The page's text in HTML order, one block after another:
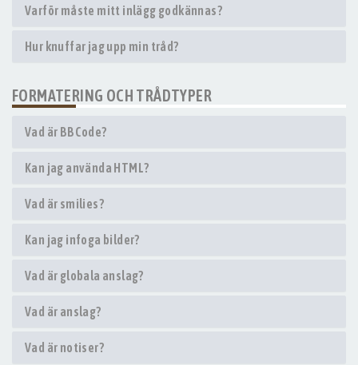
Varför måste mitt inlägg godkännas?
Hur knuffar jag upp min tråd?
FORMATERING OCH TRÅDTYPER
Vad är BBCode?
Kan jag använda HTML?
Vad är smilies?
Kan jag infoga bilder?
Vad är globala anslag?
Vad är anslag?
Vad är notiser?